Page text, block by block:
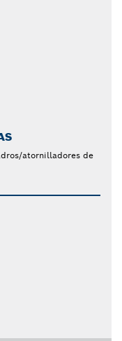
atornilladores de